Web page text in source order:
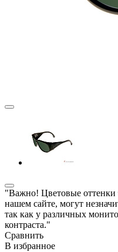
"Важно! Цветовые оттенки
нашем сайте, могут
так как у различных
контраста."
Сравнить
В избранное